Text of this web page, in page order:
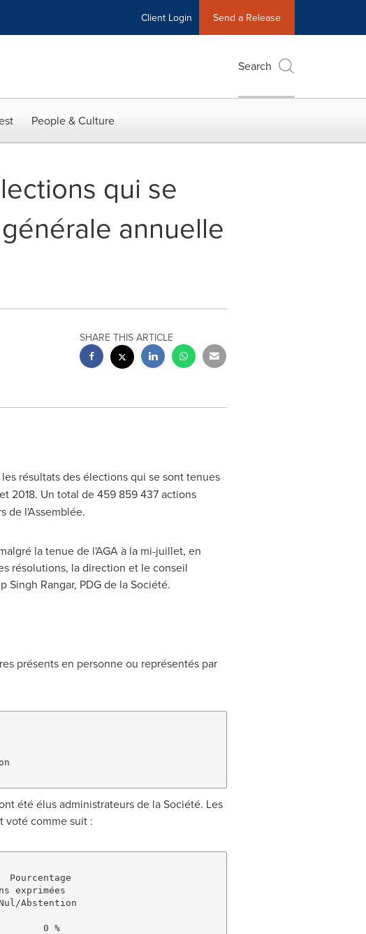
Client Login Send a Release
Search
People & Culture
qui se
annuelle
SHARE THIS ARTICLE
résultats des élections qui se sont tenues
2018. Un total de 459 859 437 actions
de l'Assemblée.
la tenue de l'AGA à la mi-juillet, en
résolutions, la direction et le conseil
Rangar, PDG de la Société.
présents en personne ou représentés par
été élus administrateurs de la Société. Les
voté comme suit :
Pourcentage
exprimées
Abstention
0 %